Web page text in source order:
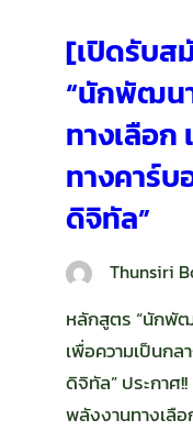
[เปิดรับส
“นักพัฒน
ทางเลือก
ทางคาร์
ดิจิทัล”
Thunsiri
หลักสูตร “นักพั
เพื่อความเป็นก
ดิจิทัล” ประกาศ
พลังงานทางเลือ